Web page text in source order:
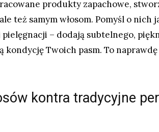
produkty zapachowe,
też samym włosom. Pomyśl o nich
– dodają subtelnego,
Twoich pasm. To
kontra tradycyjne